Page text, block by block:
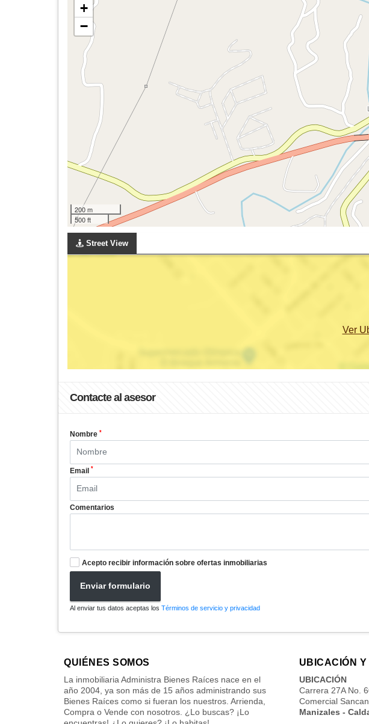
+
−
200 m
500 ft
Street View
Ver
Contacte al asesor
Nombre *
Email *
Comentarios
Acepto recibir información sobre ofertas inmobiliarias
Enviar formulario
Al enviar tus datos aceptas los Términos de servicio y privacidad
QUIÉNES SOMOS
La inmobiliaria Administra Bienes Raíces nace en el
año 2004, ya son más de 15 años administrando sus
Bienes Raíces como si fueran los nuestros. Arrienda,
Compra o Vende con nosotros. ¿Lo buscas? ¡Lo
UBICACIÓN
UBICACIÓN
Carrera 27A No.
Comercial
Manizales -